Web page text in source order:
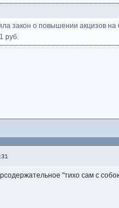
закон о повышении акцизов
руб.
"тихо сам с